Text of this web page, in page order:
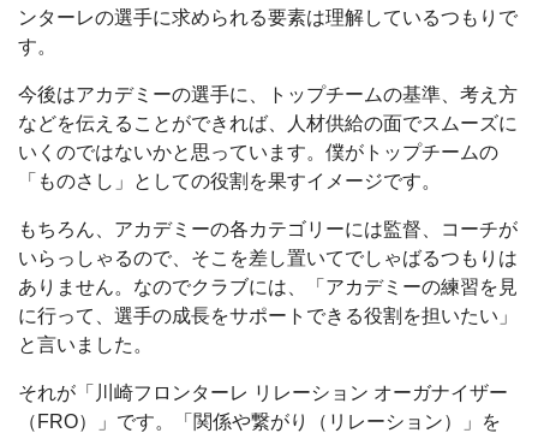
ンターレの選手に求められる要素は理解しているつもりで
す。
今後はアカデミーの選手に、トップチームの基準、考え方
などを伝えることができれば、人材供給の面でスムーズに
いくのではないかと思っています。僕がトップチームの
「ものさし」としての役割を果すイメージです。
もちろん、アカデミーの各カテゴリーには監督、コーチが
いらっしゃるので、そこを差し置いてでしゃばるつもりは
ありません。なのでクラブには、「アカデミーの練習を見
に行って、選手の成長をサポートできる役割を担いたい」
と言いました。
それが「川崎フロンターレ リレーション オーガナイザー
（FRO）」です。「関係や繋がり（リレーション）」を